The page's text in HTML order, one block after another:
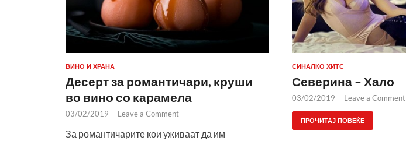
ВИНО И ХРАНА
Десерт за романтичари, круши
во вино со карамела
03/02/2019 - Leave a Comment
За романтичарите кои уживаат да им
СИНАЛКО ХИТС
Северина – Хало
03/02/2019 - Leave a Comment
ПРОЧИТАЈ ПОВЕЌЕ